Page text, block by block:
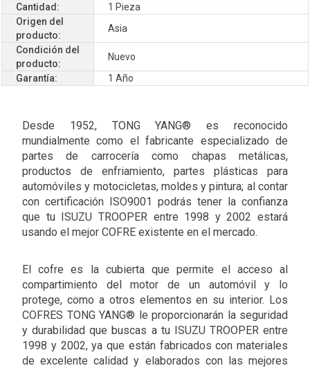
Cantidad:
1 Pieza
Origen del
producto:
Asia
Condición del
producto:
Nuevo
Garantía:
1 Año
Desde 1952, TONG YANG® es reconocido
mundialmente como el fabricante especializado de
partes de carrocería como chapas metálicas,
productos de enfriamiento, partes plásticas para
automóviles y motocicletas, moldes y pintura; al contar
con certificación ISO9001 podrás tener la confianza
que tu ISUZU TROOPER entre 1998 y 2002 estará
usando el mejor COFRE existente en el mercado.
El cofre es la cubierta que permite el acceso al
compartimiento del motor de un automóvil y lo
protege, como a otros elementos en su interior. Los
COFRES TONG YANG® le proporcionarán la seguridad
y durabilidad que buscas a tu ISUZU TROOPER entre
1998 y 2002, ya que están fabricados con materiales
de excelente calidad y elaborados con las mejores